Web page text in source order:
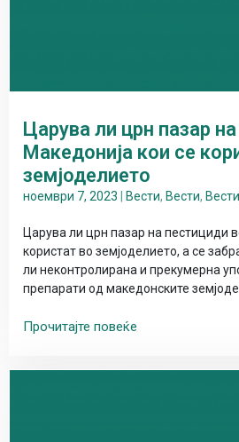
Царува ли црн пазар
Македонија кои се
земјоделието
ноември 7, 2023 Вести, Вести, Вести
Царува ли црн пазар на пестициди
користат во земјоделието, а се
ли неконтролирана и прекумерна
препарати од македонските
Прочитајте повеќе